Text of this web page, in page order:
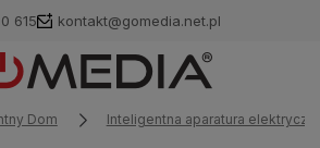
615 kontakt@gomedia.net.pl
Dom Inteligentna aparatura